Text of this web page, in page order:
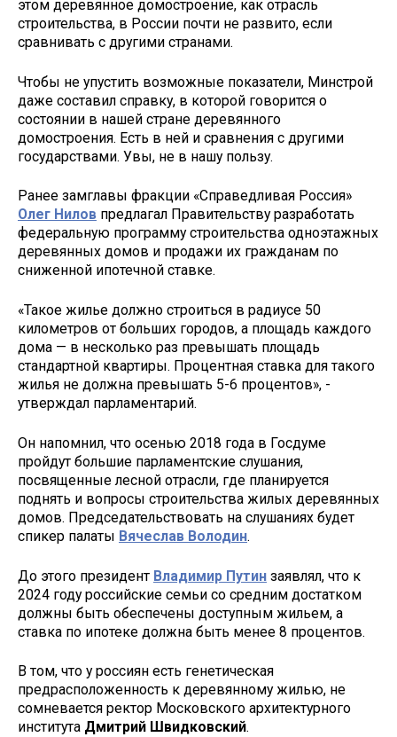
этом деревянное домостроение, как отрасль
строительства, в России почти не развито, если
сравнивать с другими странами.
Чтобы не упустить возможные показатели, Минстрой
даже составил справку, в которой говорится о
состоянии в нашей стране деревянного
домостроения. Есть в ней и сравнения с другими
государствами. Увы, не в нашу пользу.
Ранее замглавы фракции «Справедливая Россия»
Олег Нилов предлагал Правительству разработать
федеральную программу строительства одноэтажных
деревянных домов и продажи их гражданам по
сниженной ипотечной ставке.
«Такое жилье должно строиться в радиусе 50
километров от больших городов, а площадь каждого
дома — в несколько раз превышать площадь
стандартной квартиры. Процентная ставка для такого
жилья не должна превышать 5-6 процентов», -
утверждал парламентарий.
Он напомнил, что осенью 2018 года в Госдуме
пройдут большие парламентские слушания,
посвященные лесной отрасли, где планируется
поднять и вопросы строительства жилых деревянных
домов. Председательствовать на слушаниях будет
спикер палаты Вячеслав Володин.
До этого президент Владимир Путин заявлял, что к
2024 году российские семьи со средним достатком
должны быть обеспечены доступным жильем, а
ставка по ипотеке должна быть менее 8 процентов.
В том, что у россиян есть генетическая
предрасположенность к деревянному жилью, не
сомневается ректор Московского архитектурного
института Дмитрий Швидковский.